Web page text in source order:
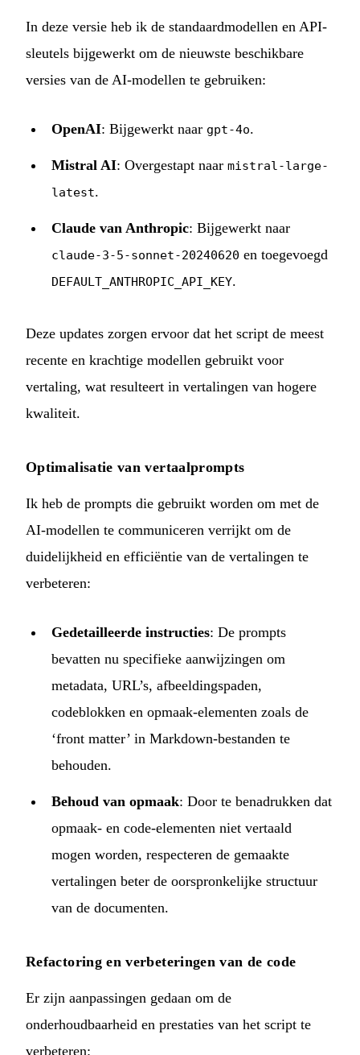
In deze versie heb ik de standaardmodellen en API-
sleutels bijgewerkt om de nieuwste beschikbare
versies van de AI-modellen te gebruiken:
OpenAI: Bijgewerkt naar gpt-4o.
Mistral AI: Overgestapt naar mistral-large-
latest.
Claude van Anthropic: Bijgewerkt naar
claude-3-5-sonnet-20240620 en toegevoegd
DEFAULT_ANTHROPIC_API_KEY.
Deze updates zorgen ervoor dat het script de meest
recente en krachtige modellen gebruikt voor
vertaling, wat resulteert in vertalingen van hogere
kwaliteit.
Optimalisatie van vertaalprompts
Ik heb de prompts die gebruikt worden om met de
AI-modellen te communiceren verrijkt om de
duidelijkheid en efficiëntie van de vertalingen te
verbeteren:
Gedetailleerde instructies: De prompts
bevatten nu specifieke aanwijzingen om
metadata, URL’s, afbeeldingspaden,
codeblokken en opmaak-elementen zoals de
‘front matter’ in Markdown-bestanden te
behouden.
Behoud van opmaak: Door te benadrukken dat
opmaak- en code-elementen niet vertaald
mogen worden, respecteren de gemaakte
vertalingen beter de oorspronkelijke structuur
van de documenten.
Refactoring en verbeteringen van de code
Er zijn aanpassingen gedaan om de
onderhoudbaarheid en prestaties van het script te
verbeteren: